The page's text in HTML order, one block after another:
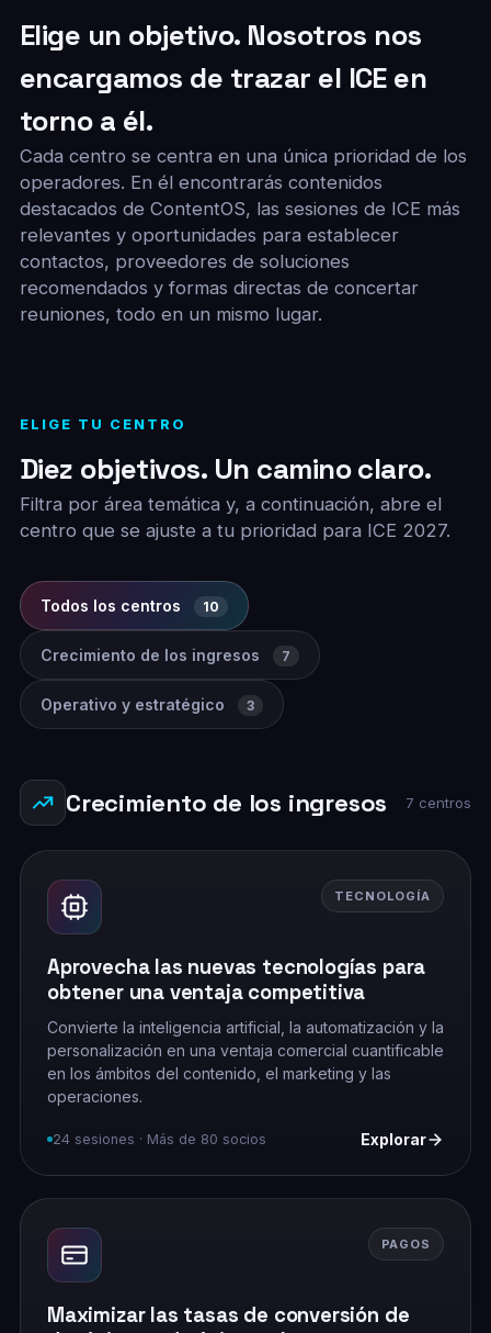
Elige un objetivo. Nosotros nos
encargamos de trazar el ICE en
torno a él.
Cada centro se centra en una única prioridad de los
operadores. En él encontrarás contenidos
destacados de ContentOS, las sesiones de ICE más
relevantes y oportunidades para establecer
contactos, proveedores de soluciones
recomendados y formas directas de concertar
reuniones, todo en un mismo lugar.
ELIGE TU CENTRO
Diez objetivos. Un camino claro.
Filtra por área temática y, a continuación, abre el
centro que se ajuste a tu prioridad para ICE 2027.
Todos los centros 10
Crecimiento de los ingresos 7
Operativo y estratégico 3
Crecimiento de los ingresos 7 centros
TECNOLOGÍA
Aprovecha las nuevas tecnologías para
obtener una ventaja competitiva
Convierte la inteligencia artificial, la automatización y la
personalización en una ventaja comercial cuantificable
en los ámbitos del contenido, el marketing y las
operaciones.
24 sesiones · Más de 80 socios Explorar
PAGOS
Maximizar las tasas de conversión de